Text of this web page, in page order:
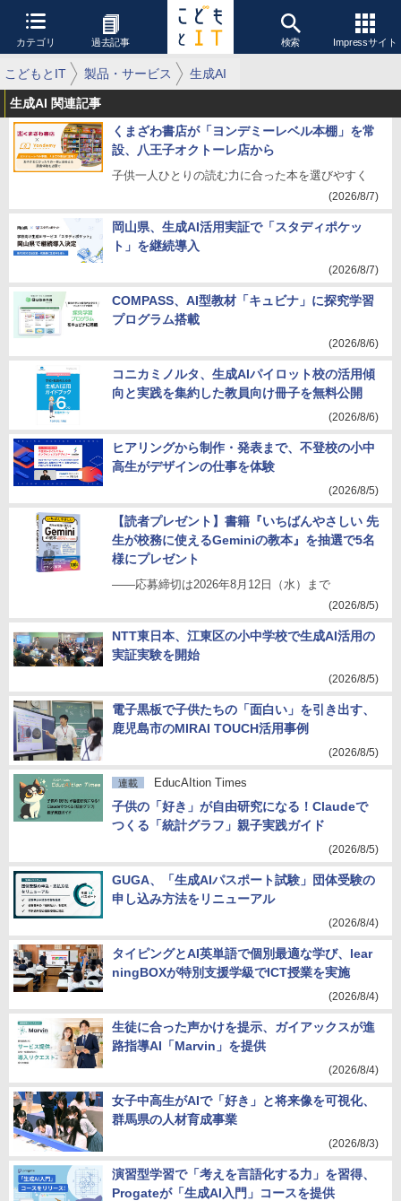
カテゴリ 過去記事 検索 Impressサイト
こどもとIT 製品・サービス 生成AI
生成AI 関連記事
くまざわ書店が「ヨンデミーレベル本棚」を常
設、八王子オクトーレ店から
子供一人ひとりの読む力に合った本を選びやすく
(2026/8/7)
岡山県、生成AI活用実証で「スタディポケッ
ト」を継続導入
(2026/8/7)
COMPASS、AI型教材「キュビナ」に探究学習
プログラム搭載
(2026/8/6)
コニカミノルタ、生成AIパイロット校の活用傾
向と実践を集約した教員向け冊子を無料公開
(2026/8/6)
ヒアリングから制作・発表まで、不登校の小中
高生がデザインの仕事を体験
(2026/8/5)
【読者プレゼント】書籍『いちばんやさしい 先
生が校務に使えるGeminiの教本』を抽選で5名
様にプレゼント
――応募締切は2026年8月12日（水）まで
(2026/8/5)
NTT東日本、江東区の小中学校で生成AI活用の
実証実験を開始
(2026/8/5)
電子黒板で子供たちの「面白い」を引き出す、
鹿児島市のMIRAI TOUCH活用事例
(2026/8/5)
連載 EducAItion Times
子供の「好き」が自由研究になる！Claudeで
つくる「統計グラフ」親子実践ガイド
(2026/8/5)
GUGA、「生成AIパスポート試験」団体受験の
申し込み方法をリニューアル
(2026/8/4)
タイピングとAI英単語で個別最適な学び、lear
ningBOXが特別支援学級でICT授業を実施
(2026/8/4)
生徒に合った声かけを提示、ガイアックスが進
路指導AI「Marvin」を提供
(2026/8/4)
女子中高生がAIで「好き」と将来像を可視化、
群馬県の人材育成事業
(2026/8/3)
演習型学習で「考えを言語化する力」を習得、
Progateが「生成AI入門」コースを提供